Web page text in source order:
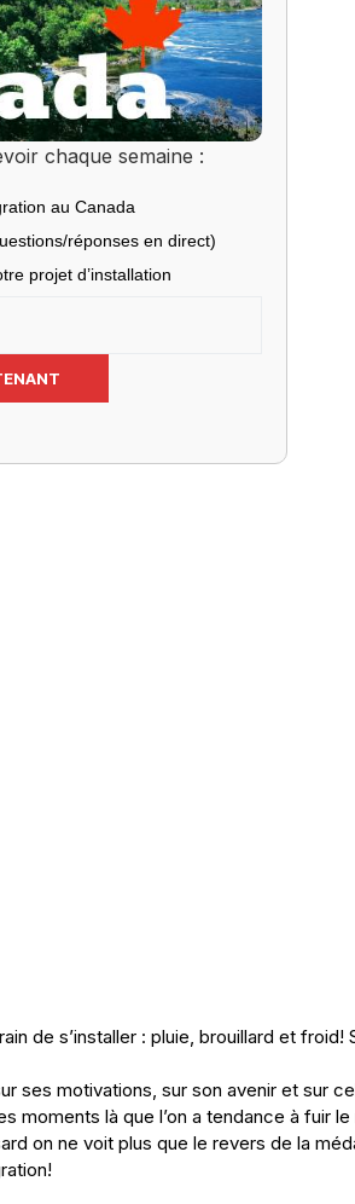
chaque semaine :
au Canada
réponses en direct)
projet d’installation
de s’installer : pluie, brouillard et froid!
ses motivations, sur son avenir et sur
moments là que l’on a tendance à fuir le
on ne voit plus que le revers de la